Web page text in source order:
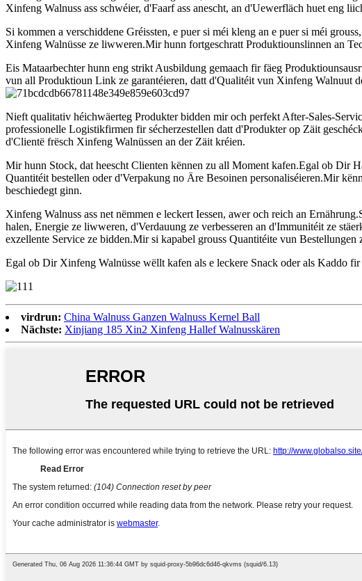
Xinfeng Walnuss ass schwéier, d'Faarf ass anescht, an d'Uewerfläch huet eng
Si kommen a verschiddene Gréissten, e puer si méi kleng an e puer si méi
Xinfeng Walnüsse ze liwweren.Mir hunn fortgeschratt Produktiounslinnen an
Eis Mataarbechter hunn eng strikt Ausbildung gemaach fir fäeg
vun all Produktioun Link ze garantéieren, datt d'Qualitéit vun Xinfeng Walnuut
Nieft qualitativ héichwäerteg Produkter bidden mir och perfekt After-Sales-
professionelle Logistikfirmen fir sécherzestellen datt d'Produkter op Zäit
d'Clientë frësch Xinfeng Walnüssen an der Zäit kréien.
Mir hunn Stock, dat heescht Clienten kënnen zu all Moment kafen.Egal ob Dir
Quantitéit bestellen oder d'Verpakung no Äre Besoinen personaliséieren.Mir
beschiedegt ginn.
Xinfeng Walnuss ass net nëmmen e leckert Iessen, awer och reich an
halen, Energie ze liwweren, d'Verdauung ze verbesseren an d'Immunitéit ze
exzellente Service ze bidden.Mir si kapabel grouss Quantitéite vun
Egal ob Dir Xinfeng Walnüsse wëllt kafen als e leckere Snack oder als Kaddo
virdrun: China Walnuss Ganzen Walnuss Kernel Ball
Nächste: Xinjiang 185 Xin2 Xinfeng Hallef Walnusskären